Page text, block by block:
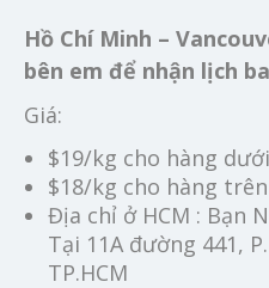
Hồ Chí Minh –
bên em để nhận lịch
Giá:
$19/kg cho hàng
$18/kg cho hàng
Địa chỉ ở HCM : Bạn
Tại 11A đường 441,
TP.HCM